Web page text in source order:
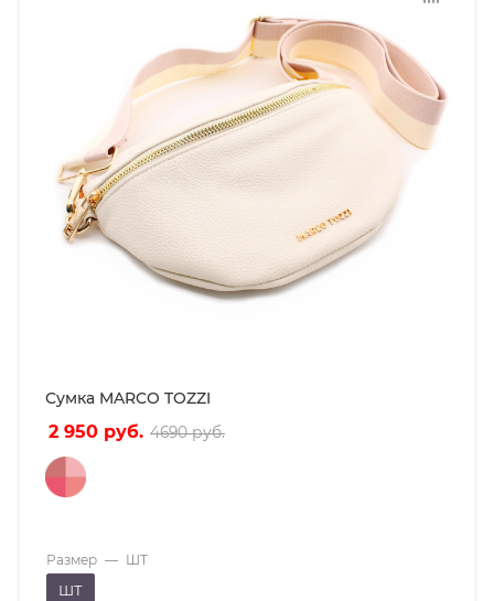
Сумка MARCO TOZZI
2 950 руб. 4690руб.
Размер — ШТ
ШТ